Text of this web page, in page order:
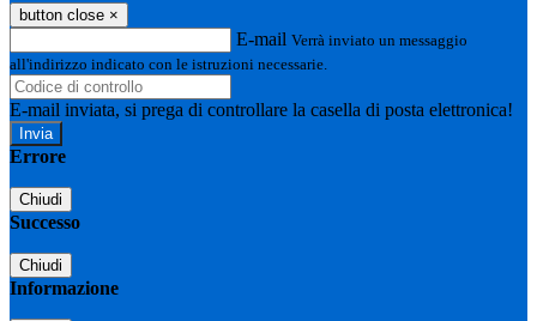
button close ×
E-mail Verrà inviato un messaggio
all'indirizzo indicato con le istruzioni necessarie.
E-mail inviata, si prega di controllare la casella di posta elettronica!
Errore
Chiudi
Successo
Chiudi
Informazione